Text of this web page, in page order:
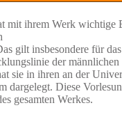
mit ihrem Werk wichtige
gilt insbesondere für
der
sie in ihren an der
dargelegt. Diese
gesamten Werkes.